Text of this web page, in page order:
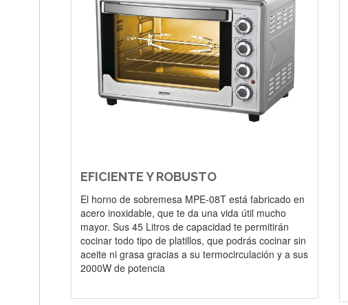
EFICIENTE Y ROBUSTO
El horno de sobremesa MPE-08T está fabricado en
acero inoxidable, que te da una vida útil mucho
mayor. Sus 45 Litros de capacidad te permitirán
cocinar todo tipo de platillos, que podrás cocinar sin
aceite ni grasa gracias a su termocirculación y a sus
2000W de potencia